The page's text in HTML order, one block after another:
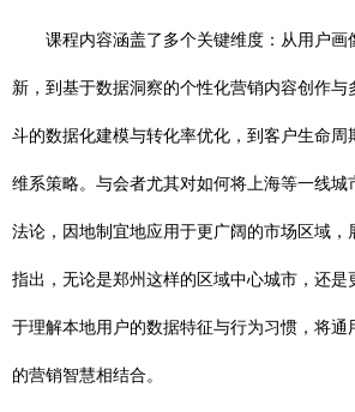
课程内容涵盖了多个关键维度：从用户画
新，到基于数据洞察的个性化营销内容创作
斗的数据化建模与转化率优化，到客户生命周
维系策略。与会者尤其对如何将上海等一线城
法论，因地制宜地应用于更广阔的市场区域，
指出，无论是郑州这样的区域中心城市，还是
于理解本地用户的数据特征与行为习惯，将通
的营销智慧相结合。